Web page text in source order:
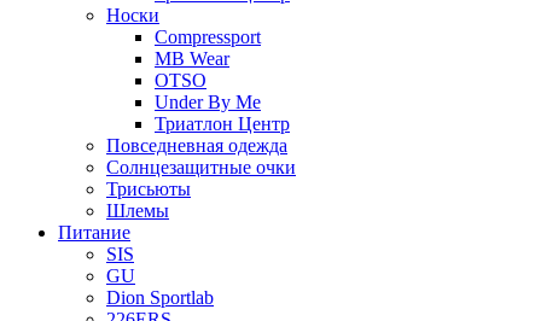
Носки
Compressport
MB Wear
OTSO
Under By Me
Триатлон Центр
Повседневная одежда
Солнцезащитные очки
Трисьюты
Шлемы
Питание
SIS
GU
Dion Sportlab